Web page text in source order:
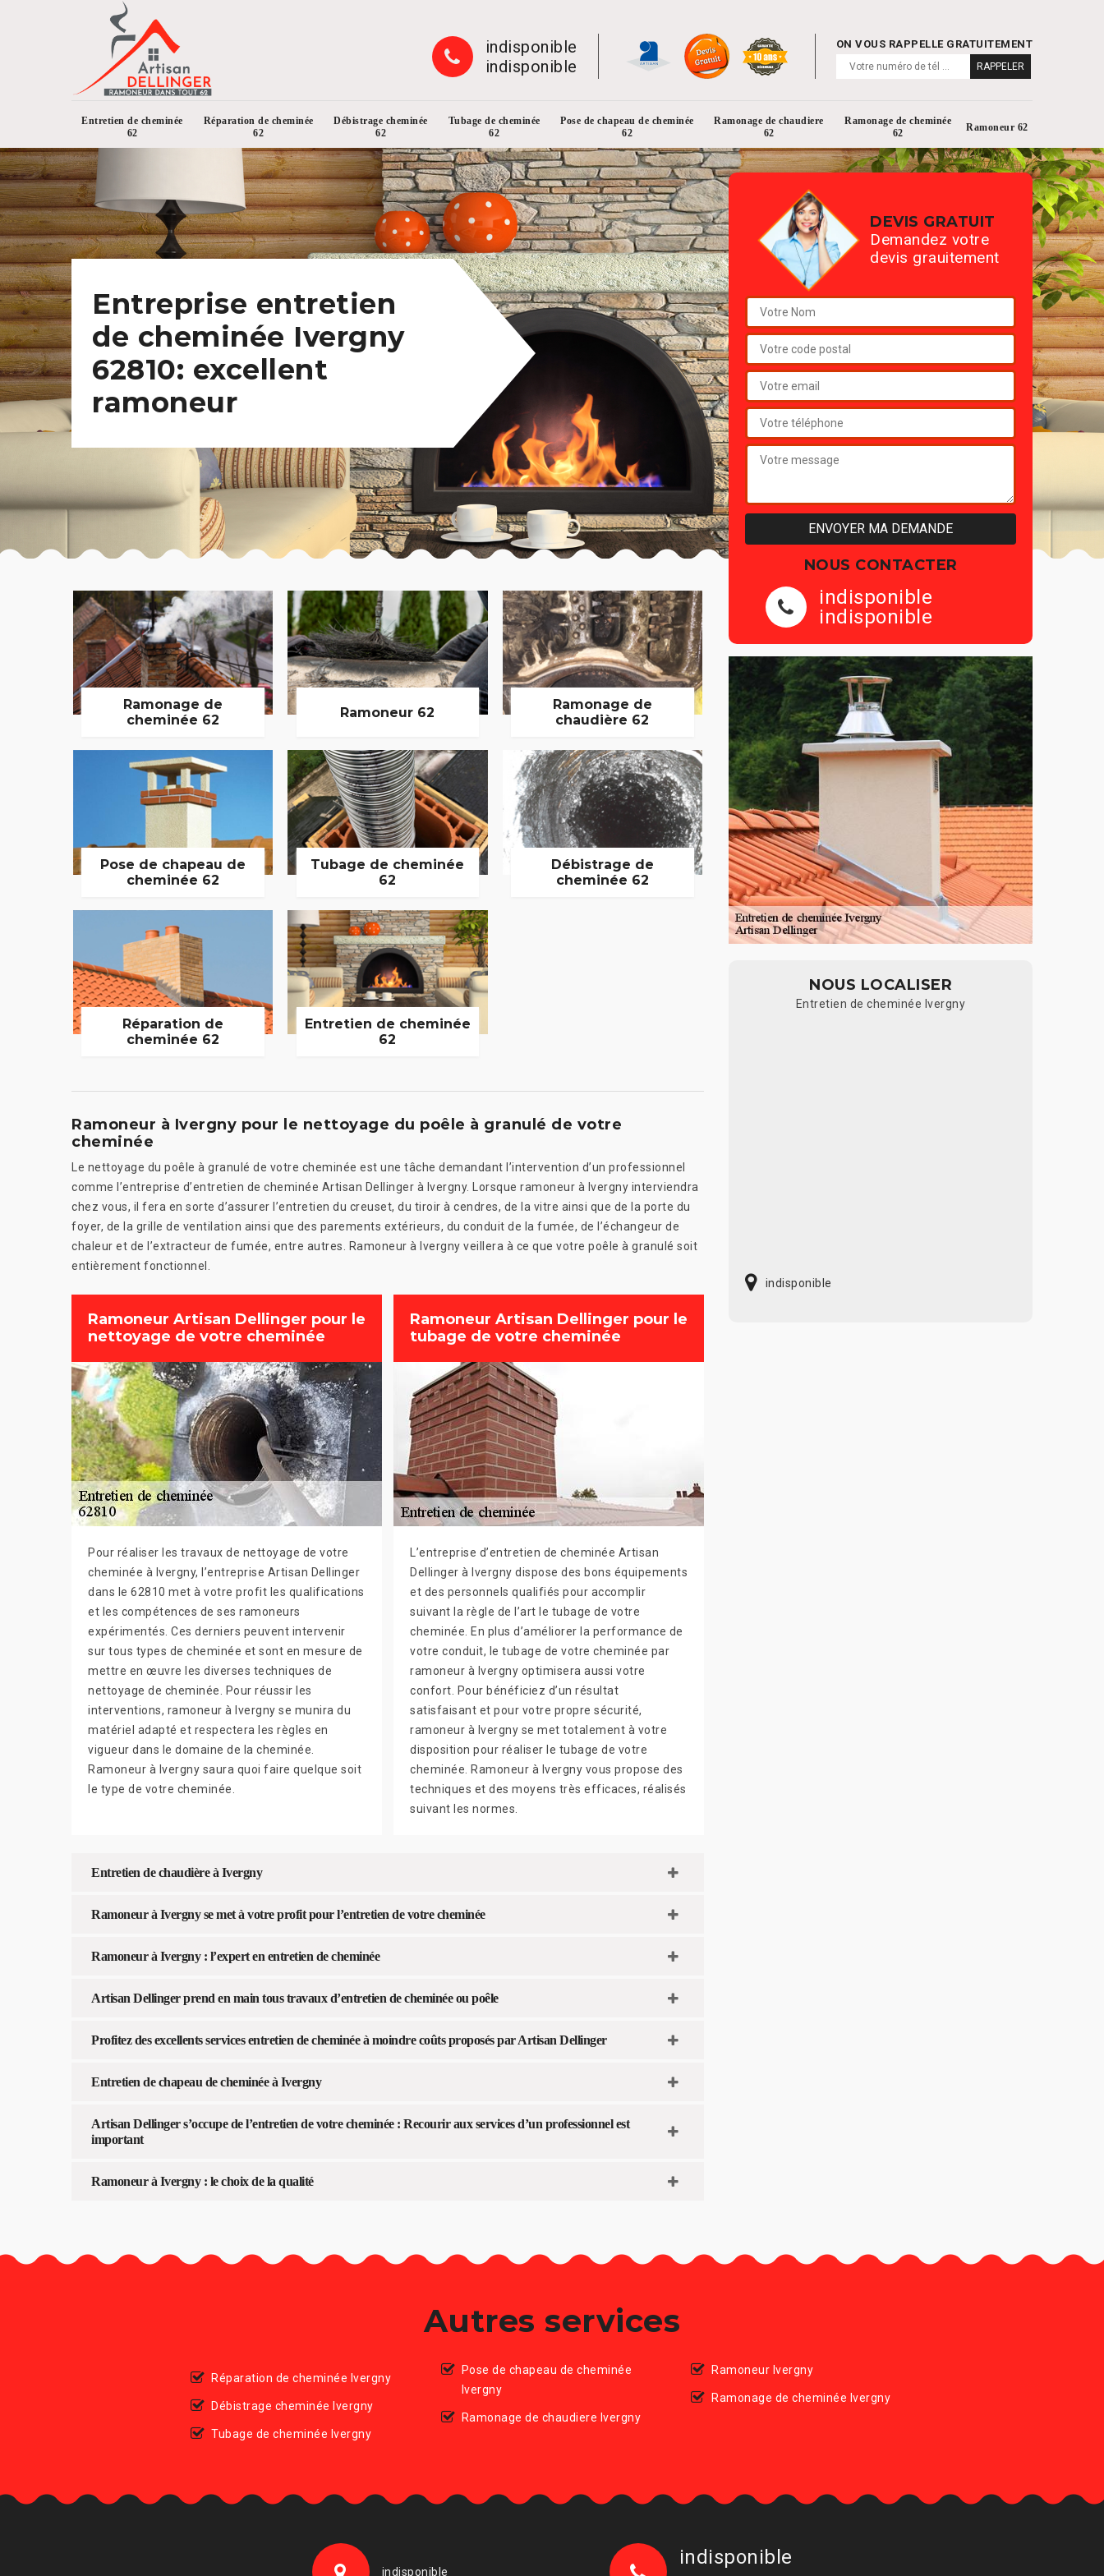
indisponible
indisponible
ON VOUS RAPPELLE GRATUITEMENT
Entretien de cheminée
62
Réparation de cheminée
62
Débistrage cheminée
62
Tubage de cheminée
62
Pose de chapeau de cheminée
62
Ramonage de chaudiere
62
Ramonage de cheminée
62
Ramoneur 62
Entreprise entretien
de cheminée Ivergny
62810: excellent
ramoneur
Ramonage de
cheminée 62
Ramoneur 62
Ramonage de
chaudière 62
Pose de chapeau de
cheminée 62
Tubage de cheminée
62
Débistrage de
cheminée 62
Réparation de
cheminée 62
Entretien de cheminée
62
Ramoneur à Ivergny pour le nettoyage du poêle à granulé de votre
cheminée
Le nettoyage du poêle à granulé de votre cheminée est une tâche demandant l’intervention d’un professionnel
comme l’entreprise d’entretien de cheminée Artisan Dellinger à Ivergny. Lorsque ramoneur à Ivergny interviendra
chez vous, il fera en sorte d’assurer l’entretien du creuset, du tiroir à cendres, de la vitre ainsi que de la porte du
foyer, de la grille de ventilation ainsi que des parements extérieurs, du conduit de la fumée, de l’échangeur de
chaleur et de l’extracteur de fumée, entre autres. Ramoneur à Ivergny veillera à ce que votre poêle à granulé soit
entièrement fonctionnel.
Ramoneur Artisan Dellinger pour le
nettoyage de votre cheminée
Pour réaliser les travaux de nettoyage de votre
cheminée à Ivergny, l’entreprise Artisan Dellinger
dans le 62810 met à votre profit les qualifications
et les compétences de ses ramoneurs
expérimentés. Ces derniers peuvent intervenir
sur tous types de cheminée et sont en mesure de
mettre en œuvre les diverses techniques de
nettoyage de cheminée. Pour réussir les
interventions, ramoneur à Ivergny se munira du
matériel adapté et respectera les règles en
vigueur dans le domaine de la cheminée.
Ramoneur à Ivergny saura quoi faire quelque soit
le type de votre cheminée.
Ramoneur Artisan Dellinger pour le
tubage de votre cheminée
L’entreprise d’entretien de cheminée Artisan
Dellinger à Ivergny dispose des bons équipements
et des personnels qualifiés pour accomplir
suivant la règle de l’art le tubage de votre
cheminée. En plus d’améliorer la performance de
votre conduit, le tubage de votre cheminée par
ramoneur à Ivergny optimisera aussi votre
confort. Pour bénéficiez d’un résultat
satisfaisant et pour votre propre sécurité,
ramoneur à Ivergny se met totalement à votre
disposition pour réaliser le tubage de votre
cheminée. Ramoneur à Ivergny vous propose des
techniques et des moyens très efficaces, réalisés
suivant les normes.
Entretien de chaudière à Ivergny
Ramoneur à Ivergny se met à votre profit pour l’entretien de votre cheminée
Ramoneur à Ivergny : l’expert en entretien de cheminée
Artisan Dellinger prend en main tous travaux d’entretien de cheminée ou poêle
Profitez des excellents services entretien de cheminée à moindre coûts proposés par Artisan Dellinger
Entretien de chapeau de cheminée à Ivergny
Artisan Dellinger s’occupe de l’entretien de votre cheminée : Recourir aux services d’un professionnel est
important
Ramoneur à Ivergny : le choix de la qualité
DEVIS GRATUIT
Demandez votre
devis grauitement
NOUS CONTACTER
indisponible
indisponible
NOUS LOCALISER
Entretien de cheminée Ivergny
indisponible
Autres services
Réparation de cheminée Ivergny
Débistrage cheminée Ivergny
Tubage de cheminée Ivergny
Pose de chapeau de cheminée
Ivergny
Ramonage de chaudiere Ivergny
Ramoneur Ivergny
Ramonage de cheminée Ivergny
indisponible
indisponible